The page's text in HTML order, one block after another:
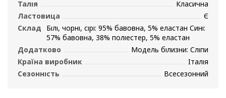
Талія
Класична
Ластовица
Є
Склад
Білі, чорні, сірі: 95% бавовна, 5% еластан Сині:
57% бавовна, 38% поліестер, 5% еластан
Додатково
Модель білизни: Сліпи
Країна виробник
Італія
Сезонність
Всесезонний